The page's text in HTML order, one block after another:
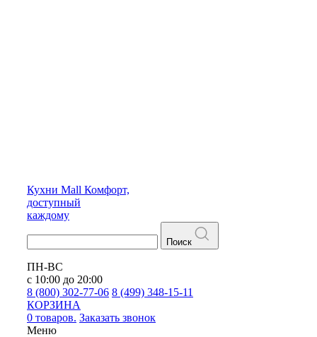
Кухни Mall Комфорт,
доступный
каждому
Поиск
ПН-ВС
с 10:00 до 20:00
8 (800) 302-77-06 8 (499) 348-15-11
КОРЗИНА
0 товаров. Заказать звонок
Меню